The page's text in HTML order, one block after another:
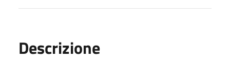
Descrizione